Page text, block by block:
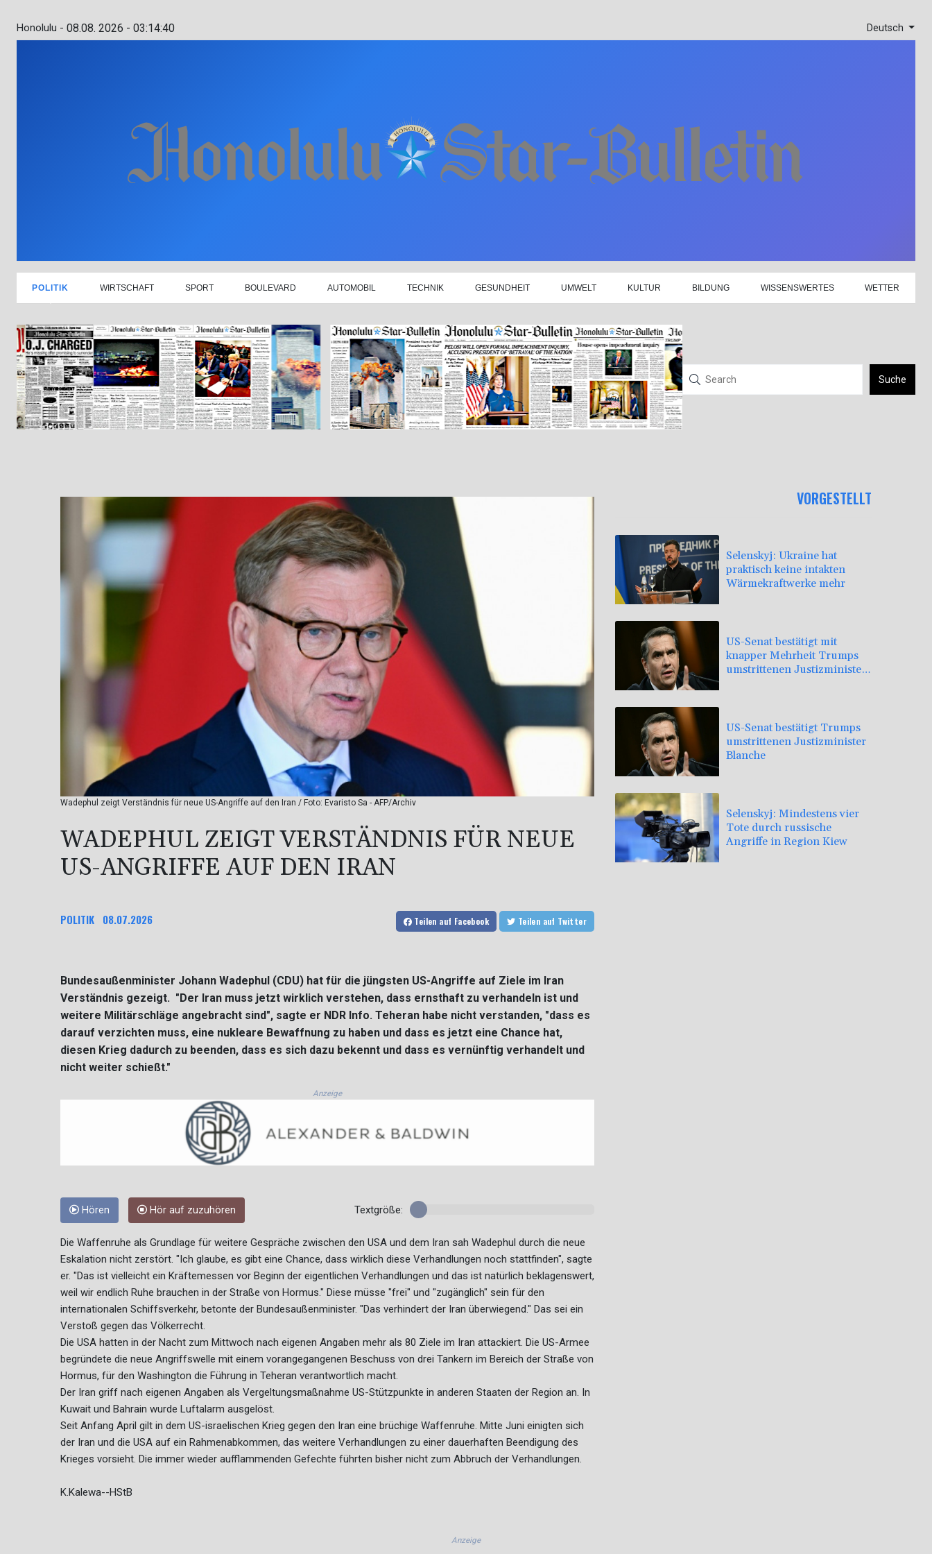
Honolulu - 08.08. 2026 - 03:14:41 Deutsch
POLITIK WIRTSCHAFT SPORT BOULEVARD AUTOMOBIL TECHNIK GESUNDHEIT UMWELT KULTUR BILDUNG WISSENSWERTES WETTER
Suche
Wadephul zeigt Verständnis für neue US-Angriffe auf den Iran / Foto: Evaristo Sa - AFP/Archiv
WADEPHUL ZEIGT VERSTÄNDNIS FÜR NEUE
US-ANGRIFFE AUF DEN IRAN
POLITIK 08.07.2026 Teilen auf Facebook Teilen auf Twitter
Bundesaußenminister Johann Wadephul (CDU) hat für die jüngsten US-Angriffe auf Ziele im Iran
Verständnis gezeigt. "Der Iran muss jetzt wirklich verstehen, dass ernsthaft zu verhandeln ist und
weitere Militärschläge angebracht sind", sagte er NDR Info. Teheran habe nicht verstanden, "dass es
darauf verzichten muss, eine nukleare Bewaffnung zu haben und dass es jetzt eine Chance hat,
diesen Krieg dadurch zu beenden, dass es sich dazu bekennt und dass es vernünftig verhandelt und
nicht weiter schießt."
Anzeige
Hören Hör auf zuzuhören Textgröße:
Die Waffenruhe als Grundlage für weitere Gespräche zwischen den USA und dem Iran sah Wadephul durch die neue
Eskalation nicht zerstört. "Ich glaube, es gibt eine Chance, dass wirklich diese Verhandlungen noch stattfinden", sagte
er. "Das ist vielleicht ein Kräftemessen vor Beginn der eigentlichen Verhandlungen und das ist natürlich beklagenswert,
weil wir endlich Ruhe brauchen in der Straße von Hormus." Diese müsse "frei" und "zugänglich" sein für den
internationalen Schiffsverkehr, betonte der Bundesaußenminister. "Das verhindert der Iran überwiegend." Das sei ein
Verstoß gegen das Völkerrecht.
Die USA hatten in der Nacht zum Mittwoch nach eigenen Angaben mehr als 80 Ziele im Iran attackiert. Die US-Armee
begründete die neue Angriffswelle mit einem vorangegangenen Beschuss von drei Tankern im Bereich der Straße von
Hormus, für den Washington die Führung in Teheran verantwortlich macht.
Der Iran griff nach eigenen Angaben als Vergeltungsmaßnahme US-Stützpunkte in anderen Staaten der Region an. In
Kuwait und Bahrain wurde Luftalarm ausgelöst.
Seit Anfang April gilt in dem US-israelischen Krieg gegen den Iran eine brüchige Waffenruhe. Mitte Juni einigten sich
der Iran und die USA auf ein Rahmenabkommen, das weitere Verhandlungen zu einer dauerhaften Beendigung des
Krieges vorsieht. Die immer wieder aufflammenden Gefechte führten bisher nicht zum Abbruch der Verhandlungen.
K.Kalewa--HStB
VORGESTELLT
Selenskyj: Ukraine hat
praktisch keine intakten
Wärmekraftwerke mehr
US-Senat bestätigt mit
knapper Mehrheit Trumps
umstrittenen Justizminister
US-Senat bestätigt Trumps
umstrittenen Justizminister
Blanche
Selenskyj: Mindestens vier
Tote durch russische
Angriffe in Region Kiew
Anzeige